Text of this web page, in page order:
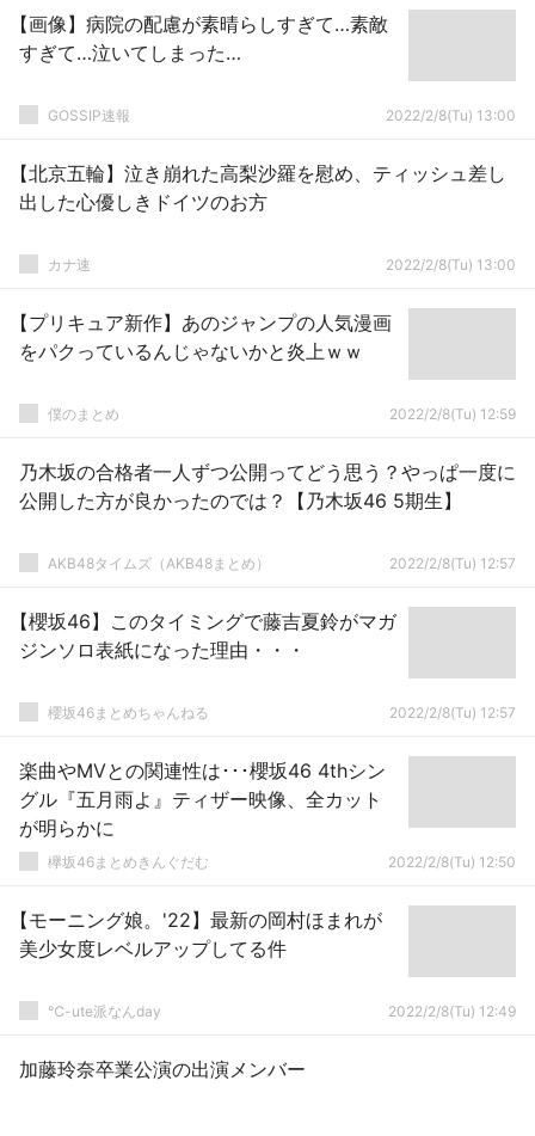
【画像】病院の配慮が素晴らしすぎて…素敵
すぎて…泣いてしまった…
GOSSIP速報 2022/2/8(Tu) 13:00
【北京五輪】泣き崩れた高梨沙羅を慰め、ティッシュ差し
出した心優しきドイツのお方
カナ速 2022/2/8(Tu) 13:00
【プリキュア新作】あのジャンプの人気漫画
をパクっているんじゃないかと炎上ｗｗ
僕のまとめ 2022/2/8(Tu) 12:59
乃木坂の合格者一人ずつ公開ってどう思う？やっぱ一度に
公開した方が良かったのでは？【乃木坂46 5期生】
AKB48タイムズ（AKB48まとめ） 2022/2/8(Tu) 12:57
【櫻坂46】このタイミングで藤吉夏鈴がマガ
ジンソロ表紙になった理由・・・
櫻坂46まとめちゃんねる 2022/2/8(Tu) 12:57
楽曲やMVとの関連性は･･･櫻坂46 4thシン
グル『五月雨よ』ティザー映像、全カット
が明らかに
欅坂46まとめきんぐだむ 2022/2/8(Tu) 12:50
【モーニング娘。'22】最新の岡村ほまれが
美少女度レベルアップしてる件
℃-ute派なんday 2022/2/8(Tu) 12:49
加藤玲奈卒業公演の出演メンバー